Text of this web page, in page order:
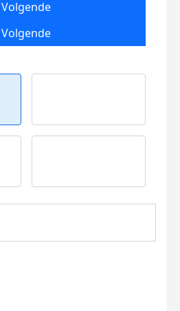
Volgende
Volgende